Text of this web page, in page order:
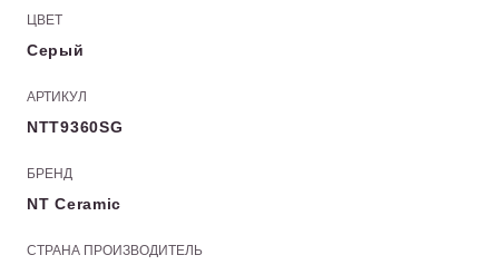
ЦВЕТ
Серый
АРТИКУЛ
NTT9360SG
БРЕНД
NT Ceramic
СТРАНА ПРОИЗВОДИТЕЛЬ